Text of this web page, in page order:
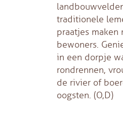
traditionele
praatjes maken
bewoners.
in een dorpje
rondrennen,
de rivier of
oogsten. (O,D)